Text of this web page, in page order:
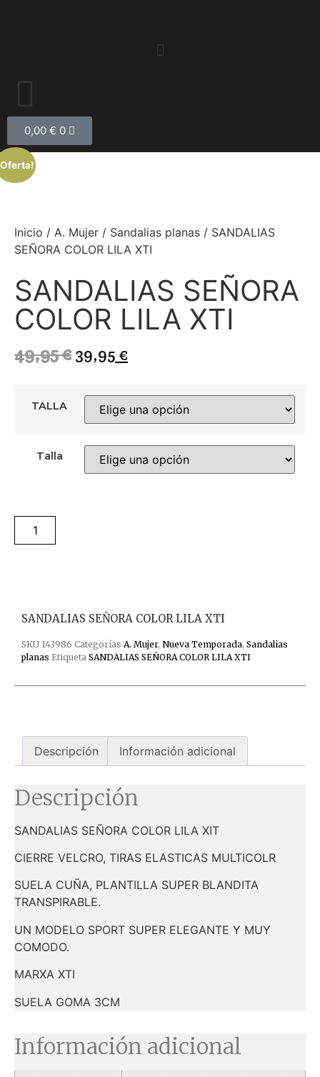
0,00 € 0
Inicio / A. Mujer / Sandalias planas / SANDALIAS
SEÑORA COLOR LILA XTI
SANDALIAS SEÑORA
COLOR LILA XTI
49,95€ 39,95 €
TALLA
Talla
SANDALIAS SEÑORA COLOR LILA XTI
SKU 143986 Categorías A. Mujer, Nueva Temporada, Sandalias
planas Etiqueta SANDALIAS SEÑORA COLOR LILA XTI
Descripción Información adicional
Descripción
SANDALIAS SEÑORA COLOR LILA XIT
CIERRE VELCRO, TIRAS ELASTICAS MULTICOLR
SUELA CUÑA, PLANTILLA SUPER BLANDITA
TRANSPIRABLE.
UN MODELO SPORT SUPER ELEGANTE Y MUY
COMODO.
MARXA XTI
SUELA GOMA 3CM
Información adicional